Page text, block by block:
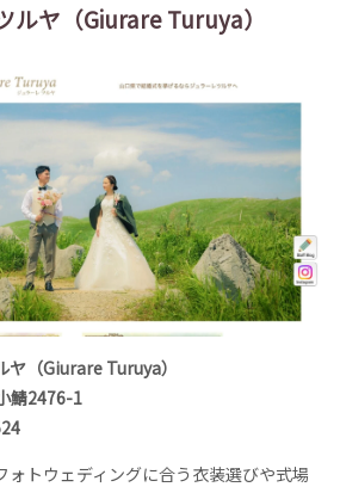
ルヤ（Giurare Turuya）
（Giurare Turuya）
鯖2476-1
ォトウェディングに合う衣装選びや式場